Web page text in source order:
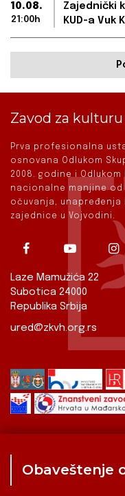
10.08.
21:00h
Zajednički
KUD-a Vuk
Zavod za
Prva profesionalna
osnovana Odlukom
2008. godine i
nacionalne manjine od
očuvanja, unapređenja
zajednice u Vojvodini.
Laze Mamužića 22
Subotica 24000
Republika Srbija
ured@zkvh.org.rs
Obaveštenje